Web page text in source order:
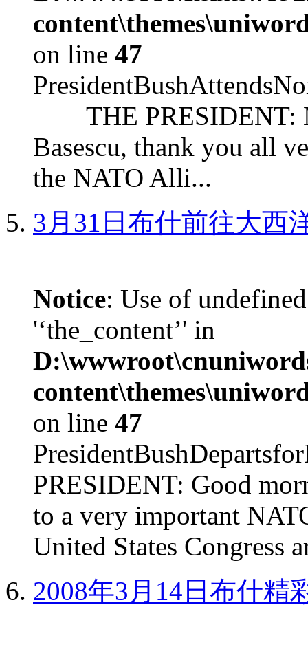
on line 47
THE PRESIDENT:
Basescu, thank you all
the NATO Alli...
3月31日布什前往大西
Notice: Use of
'‘the_content’' in
on line 47
PRESIDENT: Good
to a very important
United States Congress
2008年3月14日布什精